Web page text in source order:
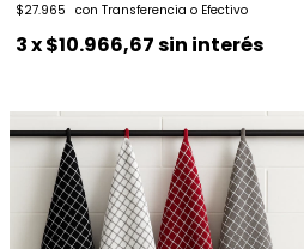
$27.965
3x$10.966,67sin interés